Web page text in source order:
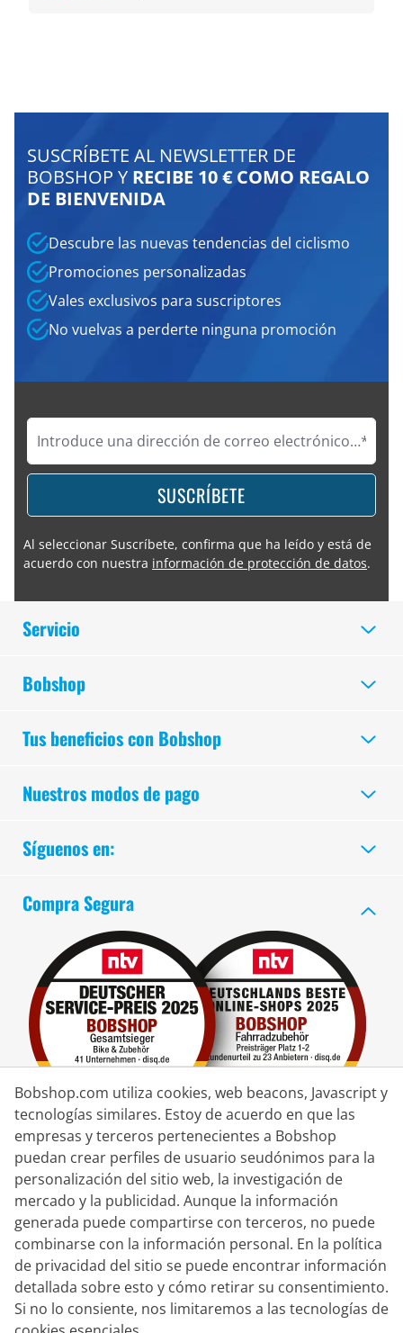
SUSCRÍBETE AL NEWSLETTER DE
BOBSHOP Y RECIBE 10 € COMO REGALO
DE BIENVENIDA
Descubre las nuevas tendencias del ciclismo
Promociones personalizadas
Vales exclusivos para suscriptores
No vuelvas a perderte ninguna promoción
SUSCRÍBETE
Al seleccionar Suscríbete, confirma que ha leído y está de
acuerdo con nuestra información de protección de datos.
Servicio
Bobshop
Tus beneficios con Bobshop
Nuestros modos de pago
Contacto
Chat en vivo
Lun. - Vie.: 8:30 - 16:00 (CET)
Whatsapp
Síguenos en:
Compra Segura
Socio de Entrega
Bobshop.com utiliza cookies, web beacons, Javascript y
tecnologías similares. Estoy de acuerdo en que las
empresas y terceros pertenecientes a Bobshop
puedan crear perfiles de usuario seudónimos para la
personalización del sitio web, la investigación de
mercado y la publicidad. Aunque la información
generada puede compartirse con terceros, no puede
combinarse con la información personal. En la política
de privacidad del sitio se puede encontrar información
detallada sobre esto y cómo retirar su consentimiento.
Si no lo consiente, nos limitaremos a las tecnologías de